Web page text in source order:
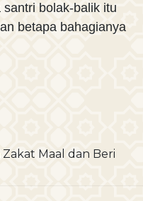
bolak-balik itu
betapa bahagianya
Zakat Maal dan Beri